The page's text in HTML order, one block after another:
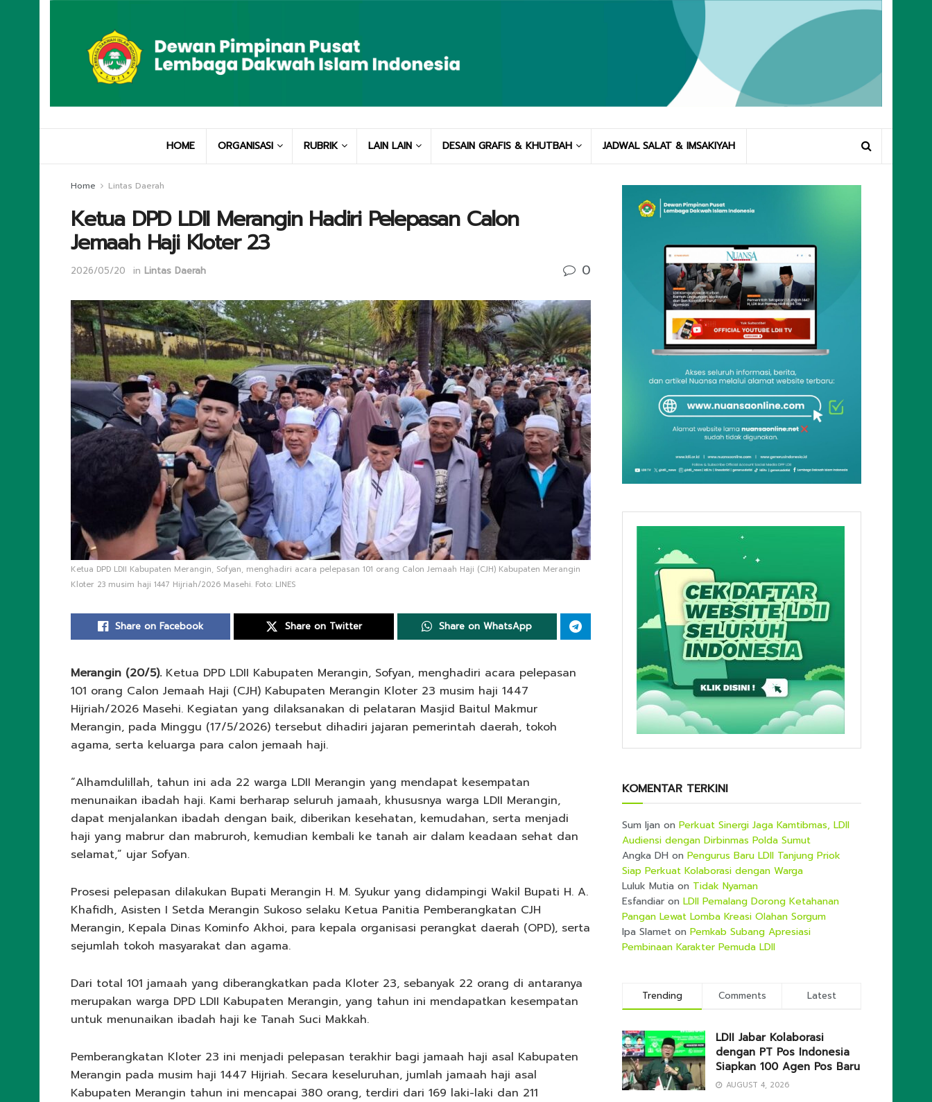
HOME ORGANISASI RUBRIK LAIN LAIN DESAIN GRAFIS & KHUTBAH JADWAL SALAT & IMSAKIYAH
Home Lintas Daerah
Ketua DPD LDII Merangin Hadiri Pelepasan Calon
Jemaah Haji Kloter 23
2026/05/20 in Lintas Daerah 0
Ketua DPD LDII Kabupaten Merangin, Sofyan, menghadiri acara pelepasan 101 orang Calon Jemaah Haji (CJH) Kabupaten Merangin
Kloter 23 musim haji 1447 Hijriah/2026 Masehi. Foto: LINES
Share on Facebook Share on Twitter Share on WhatsApp
Merangin (20/5).Ketua DPD LDII Kabupaten Merangin, Sofyan, menghadiri acara pelepasan
101 orang Calon Jemaah Haji (CJH) Kabupaten Merangin Kloter 23 musim haji 1447
Hijriah/2026 Masehi. Kegiatan yang dilaksanakan di pelataran Masjid Baitul Makmur
Merangin, pada Minggu (17/5/2026) tersebut dihadiri jajaran pemerintah daerah, tokoh
agama, serta keluarga para calon jemaah haji.
“Alhamdulillah, tahun ini ada 22 warga LDII Merangin yang mendapat kesempatan
menunaikan ibadah haji. Kami berharap seluruh jamaah, khususnya warga LDII Merangin,
dapat menjalankan ibadah dengan baik, diberikan kesehatan, kemudahan, serta menjadi
haji yang mabrur dan mabruroh, kemudian kembali ke tanah air dalam keadaan sehat dan
selamat,” ujar Sofyan.
Prosesi pelepasan dilakukan Bupati Merangin H. M. Syukur yang didampingi Wakil Bupati H. A.
Khafidh, Asisten I Setda Merangin Sukoso selaku Ketua Panitia Pemberangkatan CJH
Merangin, Kepala Dinas Kominfo Akhoi, para kepala organisasi perangkat daerah (OPD), serta
sejumlah tokoh masyarakat dan agama.
Dari total 101 jamaah yang diberangkatkan pada Kloter 23, sebanyak 22 orang di antaranya
merupakan warga DPD LDII Kabupaten Merangin, yang tahun ini mendapatkan kesempatan
untuk menunaikan ibadah haji ke Tanah Suci Makkah.
Pemberangkatan Kloter 23 ini menjadi pelepasan terakhir bagi jamaah haji asal Kabupaten
Merangin pada musim haji 1447 Hijriah. Secara keseluruhan, jumlah jamaah haji asal
Kabupaten Merangin tahun ini mencapai 380 orang, terdiri dari 169 laki-laki dan 211
KOMENTAR TERKINI
Sum Ijan on Perkuat Sinergi Jaga Kamtibmas, LDII
Audiensi dengan Dirbinmas Polda Sumut
Angka DH on Pengurus Baru LDII Tanjung Priok
Siap Perkuat Kolaborasi dengan Warga
Luluk Mutia on Tidak Nyaman
Esfandiar on LDII Pemalang Dorong Ketahanan
Pangan Lewat Lomba Kreasi Olahan Sorgum
Ipa Slamet on Pemkab Subang Apresiasi
Pembinaan Karakter Pemuda LDII
Trending Comments Latest
LDII Jabar Kolaborasi
dengan PT Pos Indonesia
Siapkan 100 Agen Pos Baru
AUGUST 4, 2026